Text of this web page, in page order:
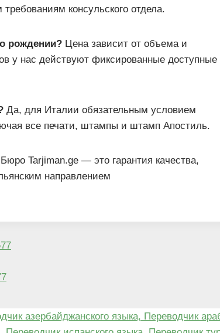
консульского отдела.
рождении?Цена зависит от объема и
у нас действуют фиксированные доступные
Да, для Италии обязательным условием
все печати, штампы и штамп Апостиль.
Tarjiman.ge — это гарантия качества,
направлением